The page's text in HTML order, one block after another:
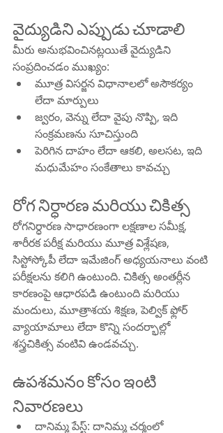
వైద్యుడిని ఎప్పుడు చూడాలి
మీరు అనుభవించినట్లయితే వైద్యుడిని
సంప్రదించడం ముఖ్యం:
మూత్ర విసర్జన విధానాలలో అసౌకర్యం
లేదా మార్పులు
జ్వరం, వెన్ను లేదా వైపు నొప్పి, ఇది
సంక్రమణను సూచిస్తుంది
పెరిగిన దాహం లేదా ఆకలి, అలసట, ఇది
మధుమేహం సంకేతాలు కావచ్చు
రోగ నిర్ధారణ మరియు చికిత్స
రోగనిర్ధారణ సాధారణంగా లక్షణాల సమీక్ష,
శారీరక పరీక్ష మరియు మూత్ర విశ్లేషణ,
సిస్టోస్కోపీ లేదా ఇమేజింగ్ అధ్యయనాలు వంటి
పరీక్షలను కలిగి ఉంటుంది. చికిత్స అంతర్లీన
కారణంపై ఆధారపడి ఉంటుంది మరియు
మందులు, మూత్రాశయ శిక్షణ, పెల్విక్ ఫ్లోర్
వ్యాయామాలు లేదా కొన్ని సందర్భాల్లో
శస్త్రచికిత్స వంటివి ఉండవచ్చు.
ఉపశమనం కోసం ఇంటి
నివారణలు
దానిమ్మ పేస్ట్: దానిమ్మ చర్మంలో